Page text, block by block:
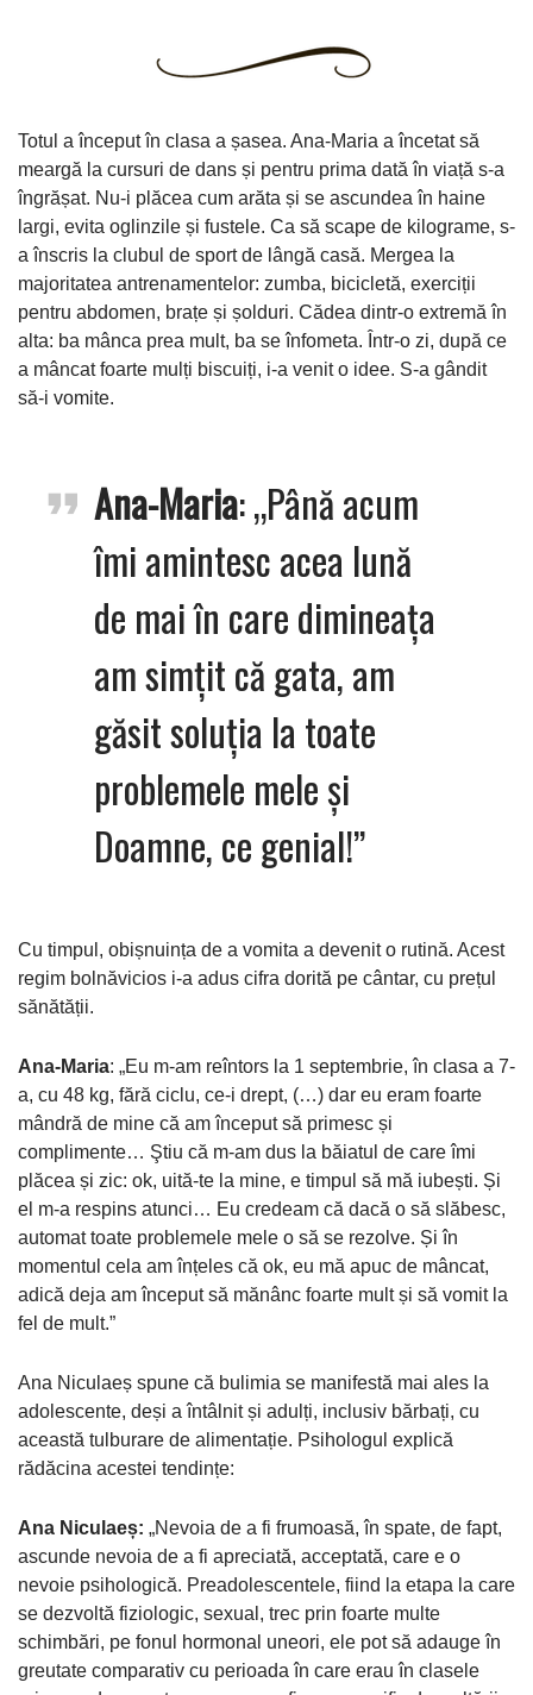
Totul a început în clasa a șasea. Ana-Maria a încetat să
meargă la cursuri de dans și pentru prima dată în viață s-a
îngrășat. Nu-i plăcea cum arăta și se ascundea în haine
largi, evita oglinzile și fustele. Ca să scape de kilograme, s-
a înscris la clubul de sport de lângă casă. Mergea la
majoritatea antrenamentelor: zumba, bicicletă, exerciții
pentru abdomen, brațe și șolduri. Cădea dintr-o extremă în
alta: ba mânca prea mult, ba se înfometa. Într-o zi, după ce
a mâncat foarte mulți biscuiți, i-a venit o idee. S-a gândit
să-i vomite.
Ana-Maria: „Până acum
îmi amintesc acea lună
de mai în care dimineața
am simțit că gata, am
găsit soluția la toate
problemele mele și
Doamne, ce genial!”
Cu timpul, obișnuința de a vomita a devenit o rutină. Acest
regim bolnăvicios i-a adus cifra dorită pe cântar, cu prețul
sănătății.
Ana-Maria: „Eu m-am reîntors la 1 septembrie, în clasa a 7-
a, cu 48 kg, fără ciclu, ce-i drept, (…) dar eu eram foarte
mândră de mine că am început să primesc și
complimente… Ştiu că m-am dus la băiatul de care îmi
plăcea și zic: ok, uită-te la mine, e timpul să mă iubești. Și
el m-a respins atunci… Eu credeam că dacă o să slăbesc,
automat toate problemele mele o să se rezolve. Și în
momentul cela am înțeles că ok, eu mă apuc de mâncat,
adică deja am început să mănânc foarte mult și să vomit la
fel de mult.”
Ana Niculaeș spune că bulimia se manifestă mai ales la
adolescente, deși a întâlnit și adulți, inclusiv bărbați, cu
această tulburare de alimentație. Psihologul explică
rădăcina acestei tendințe:
Ana Niculaeș: „Nevoia de a fi frumoasă, în spate, de fapt,
ascunde nevoia de a fi apreciată, acceptată, care e o
nevoie psihologică. Preadolescentele, fiind la etapa la care
se dezvoltă fiziologic, sexual, trec prin foarte multe
schimbări, pe fonul hormonal uneori, ele pot să adauge în
greutate comparativ cu perioada în care erau în clasele